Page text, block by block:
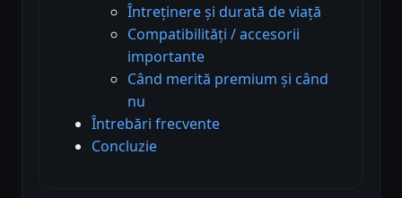
Întreținere și durată de viață
Compatibilități / accesorii
importante
Când merită premium și când
nu
Întrebări frecvente
Concluzie